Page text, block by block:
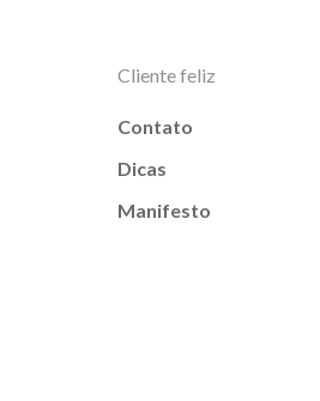
Cliente feliz
Contato
Dicas
Manifesto